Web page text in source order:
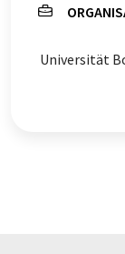
Universität